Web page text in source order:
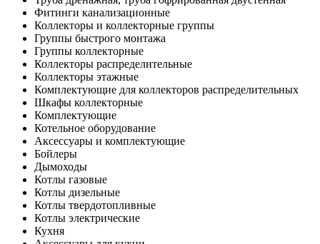
Фитинги канализационные
Коллекторы и коллекторные группы
Группы быстрого монтажа
Группы коллекторные
Коллекторы распределительные
Коллекторы этажные
Комплектующие для коллекторов распределительных
Шкафы коллекторные
Комплектующие
Котельное оборудование
Аксессуары и комплектующие
Бойлеры
Дымоходы
Котлы газовые
Котлы дизельные
Котлы твердотопливные
Котлы электрические
Кухня